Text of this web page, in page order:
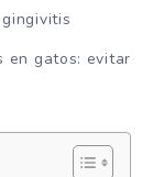
en gatos: evitar